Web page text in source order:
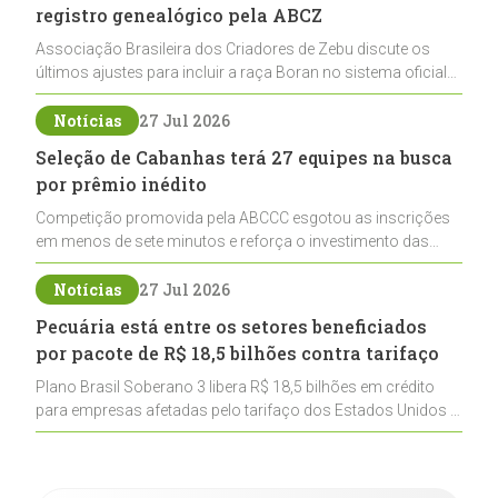
registro genealógico pela ABCZ
Associação Brasileira dos Criadores de Zebu discute os
últimos ajustes para incluir a raça Boran no sistema oficial
de registros, abrindo caminho para sua expansão na
pecuária nacional
Notícias 27 Jul 2026
Seleção de Cabanhas terá 27 equipes na busca
por prêmio inédito
Competição promovida pela ABCCC esgotou as inscrições
em menos de sete minutos e reforça o investimento das
cabanhas na seleção genética de Cavalos Crioulos voltados
ao laço
Notícias 27 Jul 2026
Pecuária está entre os setores beneficiados
por pacote de R$ 18,5 bilhões contra tarifaço
Plano Brasil Soberano 3 libera R$ 18,5 bilhões em crédito
para empresas afetadas pelo tarifaço dos Estados Unidos e
inclui a pecuária entre os setores estratégicos